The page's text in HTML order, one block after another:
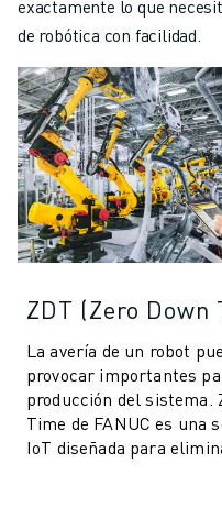
exactamente lo que
de robótica con facilidad.
ZDT (Zero Down
La avería de un robot
provocar importantes
producción del sistema.
Time de FANUC es una
IoT diseñada para